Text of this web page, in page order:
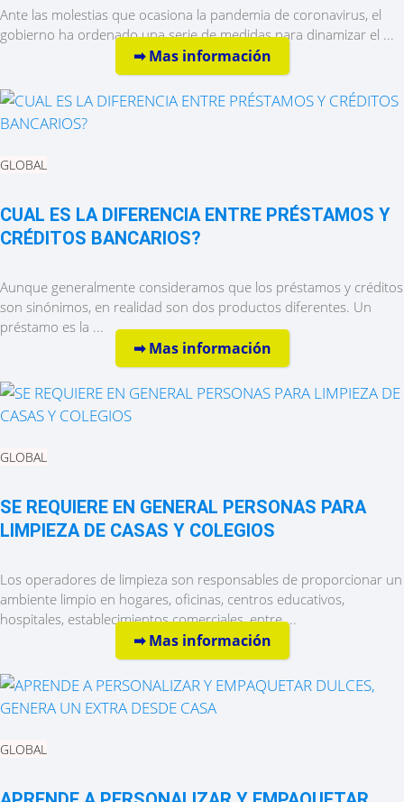
Ante las molestias que ocasiona la pandemia de coronavirus, el
gobierno ha ordenado una serie de medidas para dinamizar el ...
➡︎ Mas información
GLOBAL
CUAL ES LA DIFERENCIA ENTRE PRÉSTAMOS Y
CRÉDITOS BANCARIOS?
Aunque generalmente consideramos que los préstamos y créditos
son sinónimos, en realidad son dos productos diferentes. Un
préstamo es la ...
➡︎ Mas información
GLOBAL
SE REQUIERE EN GENERAL PERSONAS PARA
LIMPIEZA DE CASAS Y COLEGIOS
Los operadores de limpieza son responsables de proporcionar un
ambiente limpio en hogares, oficinas, centros educativos,
hospitales, establecimientos comerciales, entre ...
➡︎ Mas información
GLOBAL